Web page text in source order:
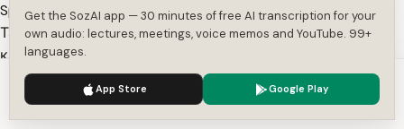
Speaker A
Там героят се бори с вятърните мелници, виждайки ги
като великани.
12:28
Speaker A
Създава свой свят, роден от фантазията му и отговарящ
We use cookies to enhance your experience.
Get the SozAI app — 30 minutes of free AI transcription for your
own audio: lectures, meetings, voice memos and YouTube. 99+
languages.
App Store Google Play